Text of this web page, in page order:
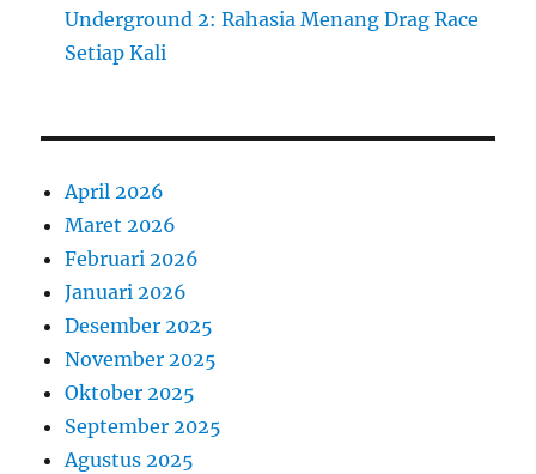
Underground 2: Rahasia Menang Drag Race
Setiap Kali
April 2026
Maret 2026
Februari 2026
Januari 2026
Desember 2025
November 2025
Oktober 2025
September 2025
Agustus 2025